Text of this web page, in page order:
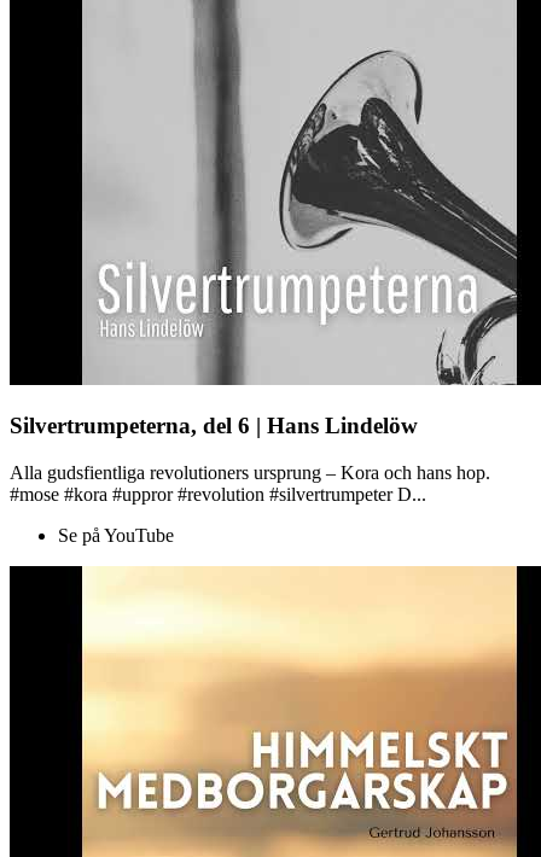
Silvertrumpeterna, del 6 | Hans Lindelöw
Alla gudsfientliga revolutioners ursprung – Kora och hans hop.
#mose #kora #uppror #revolution #silvertrumpeter D...
Se på YouTube